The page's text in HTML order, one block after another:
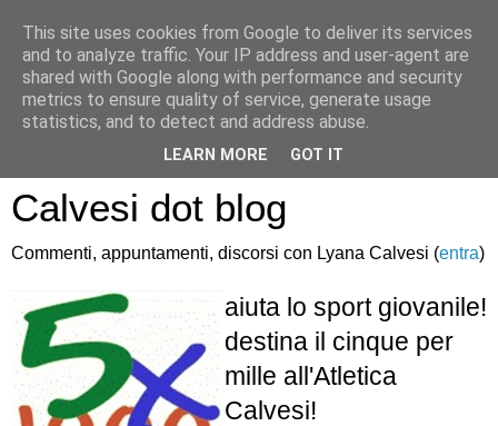
Atletica Sandro
Calvesi dot blog
Commenti, appuntamenti, discorsi con Lyana Calvesi (entra)
aiuta lo sport giovanile!
destina il cinque per
mille all'Atletica
Calvesi!
This site uses cookies from Google to deliver its services
and to analyze traffic. Your IP address and user-agent are
shared with Google along with performance and security
metrics to ensure quality of service, generate usage
statistics, and to detect and address abuse.
LEARN MORE GOT IT